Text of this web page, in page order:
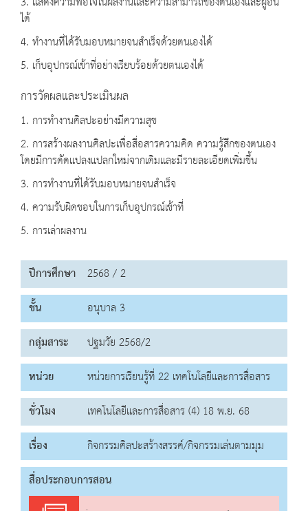
ได้
4. ทำงานที่ได้รับมอบหมายจนสำเร็จด้วยตนเองได้
5. เก็บอุปกรณ์เข้าที่อย่างเรียบร้อยด้วยตนเองได้
การวัดผลและประเมินผล
1. การทำงานศิลปะอย่างมีความสุข
2. การสร้างผลงานศิลปะเพื่อสื่อสารความคิด ความรู้สึกของตนเอง
โดยมีการดัดแปลงแปลกใหม่จากเดิมและมีรายละเอียดเพิ่มขึ้น
3. การทำงานที่ได้รับมอบหมายจนสำเร็จ
4. ความรับผิดชอบในการเก็บอุปกรณ์เข้าที่
5. การเล่าผลงาน
ปีการศึกษา 2568 / 2
ชั้น
อนุบาล 3
กลุ่มสาระ
ปฐมวัย 2568/2
หน่วย
หน่วยการเรียนรู้ที่ 22 เทคโนโลยีและการสื่อสาร
ชั่วโมง
เทคโนโลยีและการสื่อสาร (4) 18 พ.ย. 68
เรื่อง
กิจกรรมศิลปะสร้างสรรค์/กิจกรรมเล่นตามมุม
สื่อประกอบการสอน